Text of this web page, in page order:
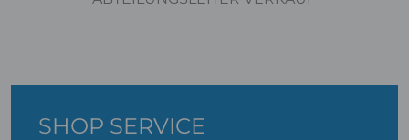
SHOP SERVICE